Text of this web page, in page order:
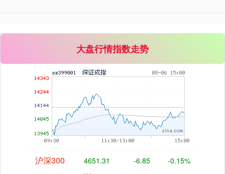
大盘行情指数走势
沪深300 4651.31 -6.85 -0.15%